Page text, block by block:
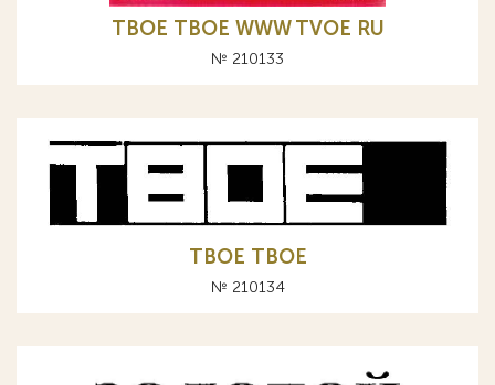
TBOE ТВОЕ WWW TVOE RU
№ 210133
TBOE ТВОЕ
№ 210134